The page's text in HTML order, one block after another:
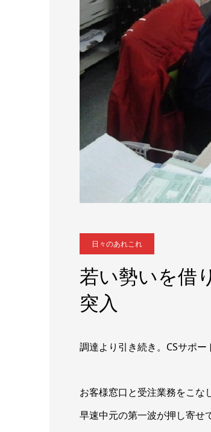
日々のあれこれ
若い勢いを借
突入
調達より引き続き。CSサポー
お客様窓口と受注業務をこな
早速中元の第一波が押し寄せ